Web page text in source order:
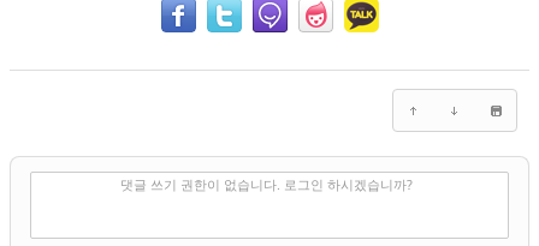
댓글 쓰기 권한이 없습니다. 로그인 하시겠습니까?